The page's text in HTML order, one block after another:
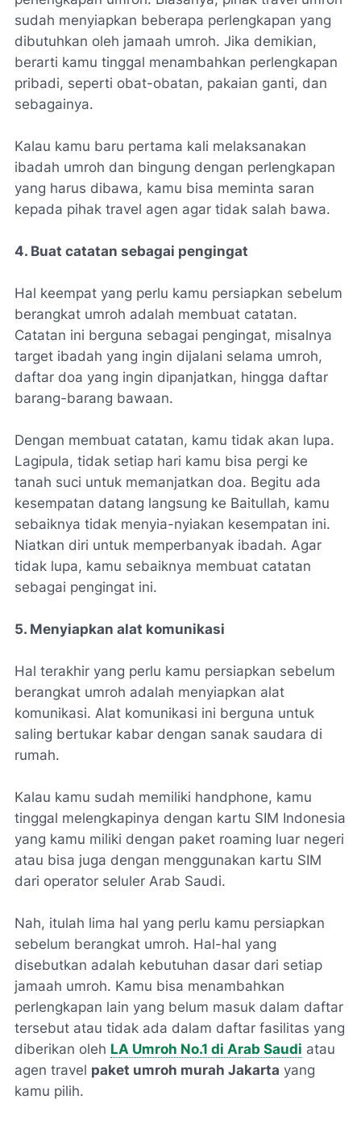
sudah menyiapkan beberapa perlengkapan yang
dibutuhkan oleh jamaah umroh. Jika demikian,
berarti kamu tinggal menambahkan perlengkapan
pribadi, seperti obat-obatan, pakaian ganti, dan
sebagainya.
Kalau kamu baru pertama kali melaksanakan
ibadah umroh dan bingung dengan perlengkapan
yang harus dibawa, kamu bisa meminta saran
kepada pihak travel agen agar tidak salah bawa.
4. Buat catatan sebagai pengingat
Hal keempat yang perlu kamu persiapkan sebelum
berangkat umroh adalah membuat catatan.
Catatan ini berguna sebagai pengingat, misalnya
target ibadah yang ingin dijalani selama umroh,
daftar doa yang ingin dipanjatkan, hingga daftar
barang-barang bawaan.
Dengan membuat catatan, kamu tidak akan lupa.
Lagipula, tidak setiap hari kamu bisa pergi ke
tanah suci untuk memanjatkan doa. Begitu ada
kesempatan datang langsung ke Baitullah, kamu
sebaiknya tidak menyia-nyiakan kesempatan ini.
Niatkan diri untuk memperbanyak ibadah. Agar
tidak lupa, kamu sebaiknya membuat catatan
sebagai pengingat ini.
5. Menyiapkan alat komunikasi
Hal terakhir yang perlu kamu persiapkan sebelum
berangkat umroh adalah menyiapkan alat
komunikasi. Alat komunikasi ini berguna untuk
saling bertukar kabar dengan sanak saudara di
rumah.
Kalau kamu sudah memiliki handphone, kamu
tinggal melengkapinya dengan kartu SIM Indonesia
yang kamu miliki dengan paket roaming luar negeri
atau bisa juga dengan menggunakan kartu SIM
dari operator seluler Arab Saudi.
Nah, itulah lima hal yang perlu kamu persiapkan
sebelum berangkat umroh. Hal-hal yang
disebutkan adalah kebutuhan dasar dari setiap
jamaah umroh. Kamu bisa menambahkan
perlengkapan lain yang belum masuk dalam daftar
tersebut atau tidak ada dalam daftar fasilitas yang
diberikan oleh LA Umroh No.1 di Arab Saudi atau
agen travel paket umroh murah Jakarta yang
kamu pilih.